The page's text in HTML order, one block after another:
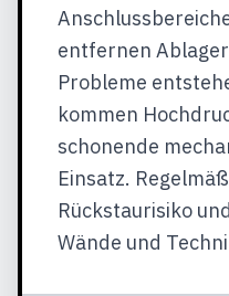
entfernen
Probleme
kommen
schonende
Einsatz.
Rückstaurisiko
Wände und